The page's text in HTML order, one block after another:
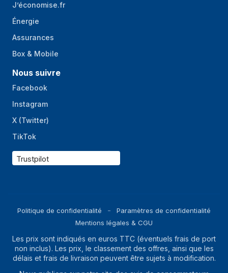
Télécommande
fournie
Adaptateur secteur
fourni
Station de base
J’économise.fr
Énergie
Assurances
Box & Mobile
Nous suivre
Facebook
Instagram
X (Twitter)
TikTok
Trustpilot
Politique de confidentialité
Paramètres de confidentialité
Mentions légales & CGU
Les prix sont indiqués en euros TTC (éventuels frais de port
non inclus). Les prix, le classement des offres, ainsi que les
délais et frais de livraison peuvent être sujets à modification.